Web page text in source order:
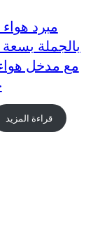
مبرد هواء
قراءة المزيد